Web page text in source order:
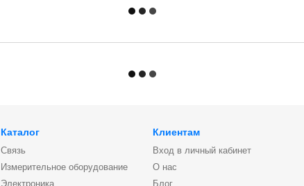
Каталог
Связь
Измерительное оборудование
Электроника
Клиентам
Вход в личный кабинет
О нас
Блог